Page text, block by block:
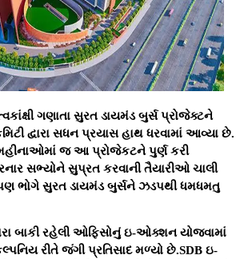
ગણાતા સુરત ડાયમંડ બુર્સ પ્રોજેક્ટને
દ્વારા સધન પ્રયાસ હાથ ધરવામાં આવ્યા છે.
જ આ પ્રોજેકટને પુર્ણ કરી
સભ્યોને સુપ્રત કરવાની તૈયારીઓ ચાલી
પણ ભોગે સુરત ડાયમંડ બુર્સને ઝડપથી ધમધમતુ
બાકી રહેલી ઓફિસોનું ઇ-ઓક્શન યોજવામાં
રીતે જંગી પ્રતિસાદ મળ્યો છે.SDB ઇ-